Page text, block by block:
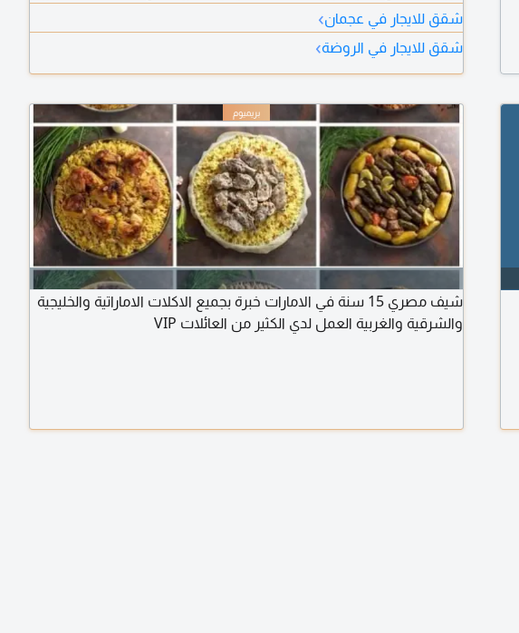
الشقة: - غرفة وصالة - مساحة كبيرة ومريحة - بالكونة - تكييف وتبريد
سبليت - موقع مميز وحيوي وخدمي طوال اليوم - قريبة من شارع السلام
- بالقرب من أفري دي مول - مناسبة للعائلات والسكن المريح - موقع
استراتيجي سهل المخرج إلى الشارقة ودبي - قريب
شقق للايجار في عجمان›
شقق للايجار في الروضة›
شيف مصري 15 سنة في الامارات خبرة بجميع الاكلات الاماراتية والخليجية
والشرقية والغربية العمل لدي الكثير من العائلات VIP